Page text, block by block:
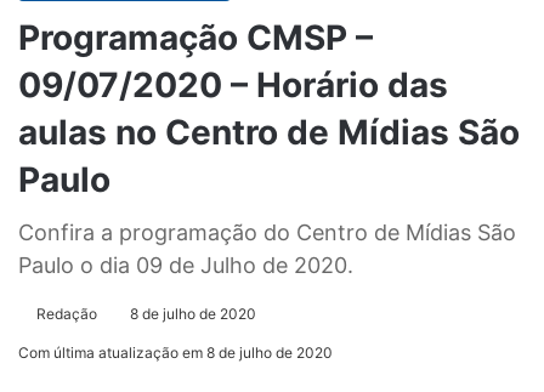
Programação CMSP –
09/07/2020 – Horário das
aulas no Centro de Mídias São
Paulo
Confira a programação do Centro de Mídias São
Paulo o dia 09 de Julho de 2020.
Redação 8 de julho de 2020
Com última atualização em 8 de julho de 2020